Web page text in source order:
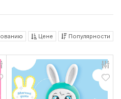
Цене Популярности